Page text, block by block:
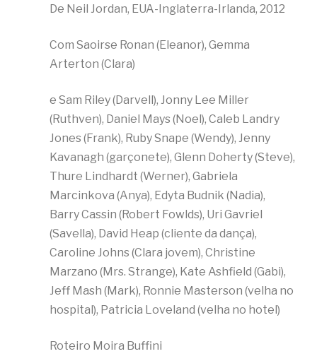
De Neil Jordan, EUA-Inglaterra-Irlanda, 2012
Com Saoirse Ronan (Eleanor), Gemma
Arterton (Clara)
e Sam Riley (Darvell), Jonny Lee Miller
(Ruthven), Daniel Mays (Noel), Caleb Landry
Jones (Frank), Ruby Snape (Wendy), Jenny
Kavanagh (garçonete), Glenn Doherty (Steve),
Thure Lindhardt (Werner), Gabriela
Marcinkova (Anya), Edyta Budnik (Nadia),
Barry Cassin (Robert Fowlds), Uri Gavriel
(Savella), David Heap (cliente da dança),
Caroline Johns (Clara jovem), Christine
Marzano (Mrs. Strange), Kate Ashfield (Gabi),
Jeff Mash (Mark), Ronnie Masterson (velha no
hospital), Patricia Loveland (velha no hotel)
Roteiro Moira Buffini